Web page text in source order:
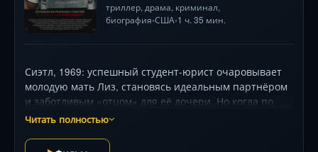
триллер, драма, криминал,
биография•США•1 ч. 35 мин.
Сиэтл, 1969: успешный студент-юрист очаровывает
молодую мать Лиз, становясь идеальным партнёром
и заботливым «отцом» для её дочери. Но когда по
стране прокатывается волна жестоких убийств, а
Лиз превращается в кошмар. Как совместить образ
Читать полностью